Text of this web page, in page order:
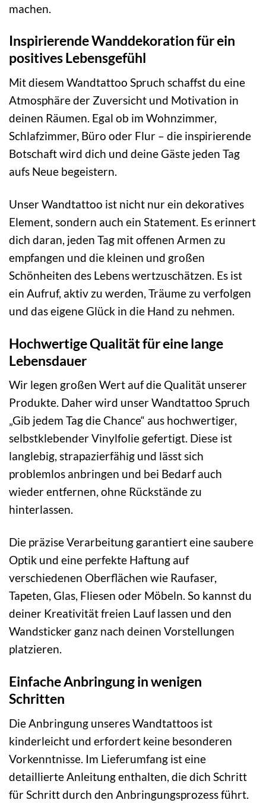
machen.
Inspirierende Wanddekoration für ein
positives Lebensgefühl
Mit diesem Wandtattoo Spruch schaffst du eine
Atmosphäre der Zuversicht und Motivation in
deinen Räumen. Egal ob im Wohnzimmer,
Schlafzimmer, Büro oder Flur – die inspirierende
Botschaft wird dich und deine Gäste jeden Tag
aufs Neue begeistern.
Unser Wandtattoo ist nicht nur ein dekoratives
Element, sondern auch ein Statement. Es erinnert
dich daran, jeden Tag mit offenen Armen zu
empfangen und die kleinen und großen
Schönheiten des Lebens wertzuschätzen. Es ist
ein Aufruf, aktiv zu werden, Träume zu verfolgen
und das eigene Glück in die Hand zu nehmen.
Hochwertige Qualität für eine lange
Lebensdauer
Wir legen großen Wert auf die Qualität unserer
Produkte. Daher wird unser Wandtattoo Spruch
„Gib jedem Tag die Chance“ aus hochwertiger,
selbstklebender Vinylfolie gefertigt. Diese ist
langlebig, strapazierfähig und lässt sich
problemlos anbringen und bei Bedarf auch
wieder entfernen, ohne Rückstände zu
hinterlassen.
Die präzise Verarbeitung garantiert eine saubere
Optik und eine perfekte Haftung auf
verschiedenen Oberflächen wie Raufaser,
Tapeten, Glas, Fliesen oder Möbeln. So kannst du
deiner Kreativität freien Lauf lassen und den
Wandsticker ganz nach deinen Vorstellungen
platzieren.
Einfache Anbringung in wenigen
Schritten
Die Anbringung unseres Wandtattoos ist
kinderleicht und erfordert keine besonderen
Vorkenntnisse. Im Lieferumfang ist eine
detaillierte Anleitung enthalten, die dich Schritt
für Schritt durch den Anbringungsprozess führt.